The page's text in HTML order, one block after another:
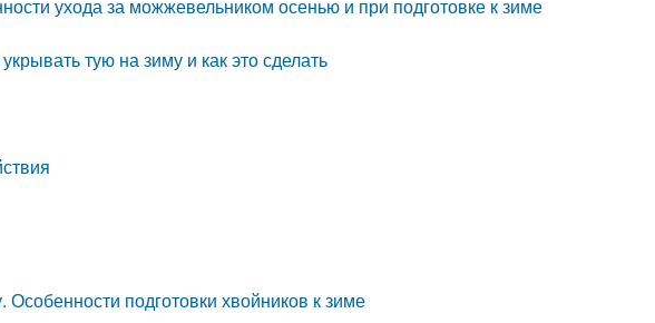
ухода за можжевельником осенью и при подготовке к зиме
тую на зиму и как это сделать
подготовки хвойников к зиме